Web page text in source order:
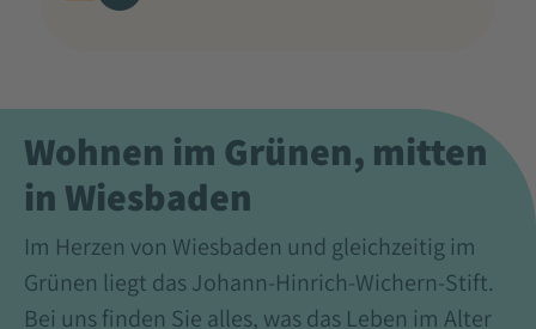
Wohnen im Grünen, mitten
in Wiesbaden
Im Herzen von Wiesbaden und gleichzeitig im
Grünen liegt das Johann-Hinrich-Wichern-Stift.
Bei uns finden Sie alles, was das Leben im Alter